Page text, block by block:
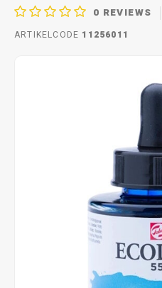
0 REVIEWS
ARTIKELCODE 11256011